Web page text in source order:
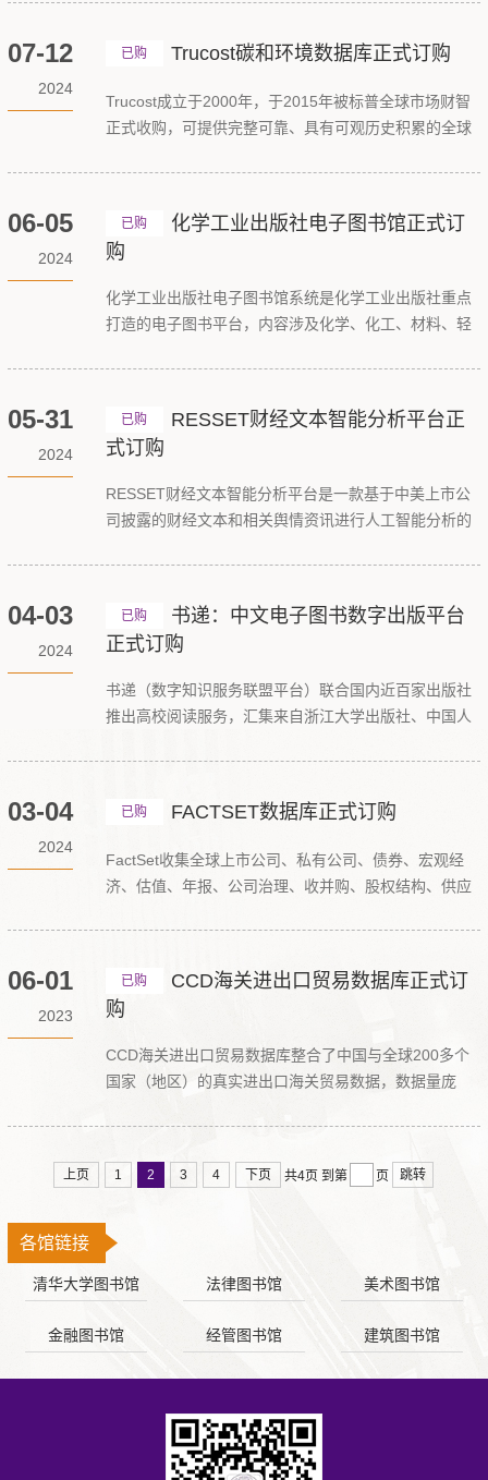
07-12
2024
已购 Trucost碳和环境数据库正式订购
Trucost成立于2000年，于2015年被标普全球市场财智
正式收购，可提供完整可靠、具有可观历史积累的全球
衡量15000多家公司的关键层面的环境影响，以评估环
境成本，识别和
06-05
2024
已购
化学工业出版社电子图书馆正式订
购
化学工业出版社电子图书馆系统是化学工业出版社重点
打造的电子图书平台，内容涉及化学、化工、材料、轻
05-31
2024
已购
RESSET财经文本智能分析平台正
式订购
RESSET财经文本智能分析平台是一款基于中美上市公
司披露的财经文本和相关舆情资讯进行人工智能分析的
本特征、自定义特征、主题网络、中文分词等经过全新
深度处理的数据，
04-03
2024
已购
书递：中文电子图书数字出版平台
正式订购
书递（数字知识服务联盟平台）联合国内近百家出版社
推出高校阅读服务，汇集来自浙江大学出版社、中国人
服务。
03-04
2024
已购 FACTSET数据库正式订购
FactSet收集全球上市公司、私有公司、债券、宏观经
济、估值、年报、公司治理、收并购、股权结构、供应
改平台内容，并且根据需求建立分析报告。
06-01
2023
已购
CCD海关进出口贸易数据库正式订
购
CCD海关进出口贸易数据库整合了中国与全球200多个
国家（地区）的真实进出口海关贸易数据，数据量庞
贸易信息，从而分析市场经济情况、做出合理的决策。
上页 1 2 3 4 下页 共4页 到第 页 跳转
各馆链接
清华大学图书馆 法律图书馆 美术图书馆
金融图书馆 经管图书馆 建筑图书馆